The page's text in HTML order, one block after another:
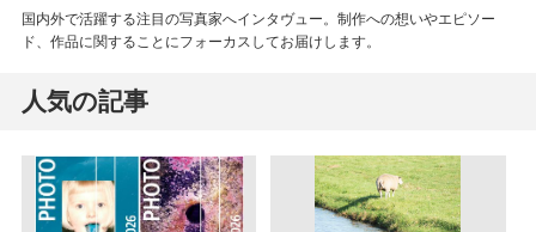
国内外で活躍する注目の写真家へインタヴュー。制作への想いやエピソー
ド、作品に関することにフォーカスしてお届けします。
人気の記事